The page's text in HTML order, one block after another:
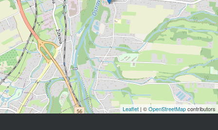
Leaflet | ©OpenStreetMapcontributors